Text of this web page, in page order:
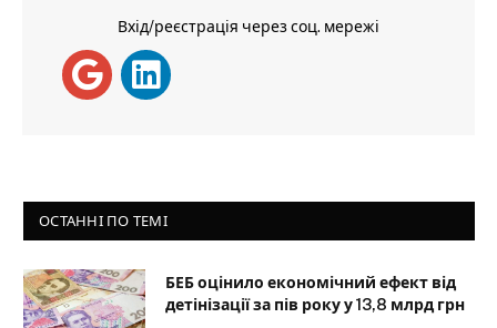
Вхід/реєстрація через соц. мережі
ОСТАННІ ПО ТЕМІ
БЕБ оцінило економічний ефект від
детінізації за пів року у 13,8 млрд грн